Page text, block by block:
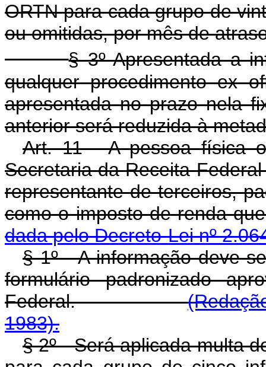
ORTN para cada grupo de
ou omitidas, por mês de
§ 3º Apresentada a
qualquer procedimento ex
apresentada no prazo nela
anterior será reduzida à
Art. 11 - A pessoa física
Secretaria da Receita
representante de terceiros,
como o imposto de
dada pelo Decreto-Lei nº
§ 1º - A informação deve
formulário padronizado
Federal.
1983).
§ 2º - Será aplicada multa